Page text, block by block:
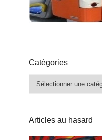
Catégories
Articles au hasard